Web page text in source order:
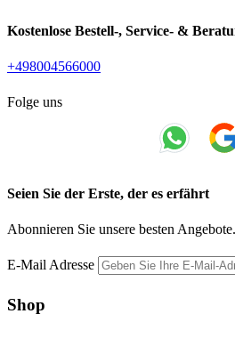
Kostenlose Bestell-, Service- &
+498004566000
Folge uns
Seien Sie der Erste, der es erfährt
Abonnieren Sie unsere besten Angebote.
E-Mail Adresse
Shop